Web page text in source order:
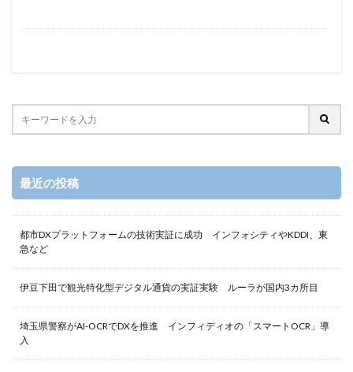
最近の投稿
都市DXプラットフォームの技術実証に成功 インフォシティやKDDI、東
急など
伊豆下田で観光特化型デジタル通貨の実証実験 ルーラが国内3カ所目
埼玉県警察がAI-OCRでDXを推進 インフィディオの「スマートOCR」導
入